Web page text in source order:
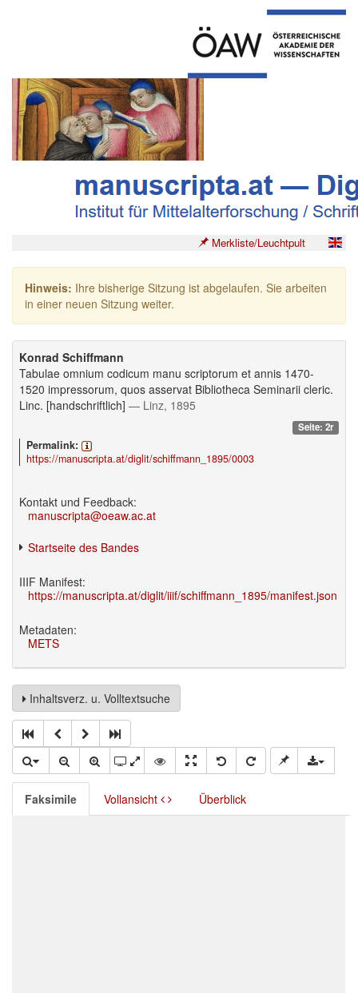
Merkliste/Leuchtpult
Hinweis: Ihre bisherige Sitzung ist abgelaufen. Sie arbeiten
in einer neuen Sitzung weiter.
Konrad Schiffmann
Tabulae omnium codicum manu scriptorum et annis 1470-
1520 impressorum, quos asservat Bibliotheca Seminarii cleric.
Linc. [handschriftlich] — Linz, 1895
Seite: 2r
Permalink:
https://manuscripta.at/diglit/schiffmann_1895/0003
Kontakt und Feedback:
manuscripta@oeaw.ac.at
Startseite des Bandes
IIIF Manifest:
https://manuscripta.at/diglit/iiif/schiffmann_1895/manifest.json
Metadaten:
METS
Inhaltsverz. u. Volltextsuche
Faksimile Vollansicht Überblick